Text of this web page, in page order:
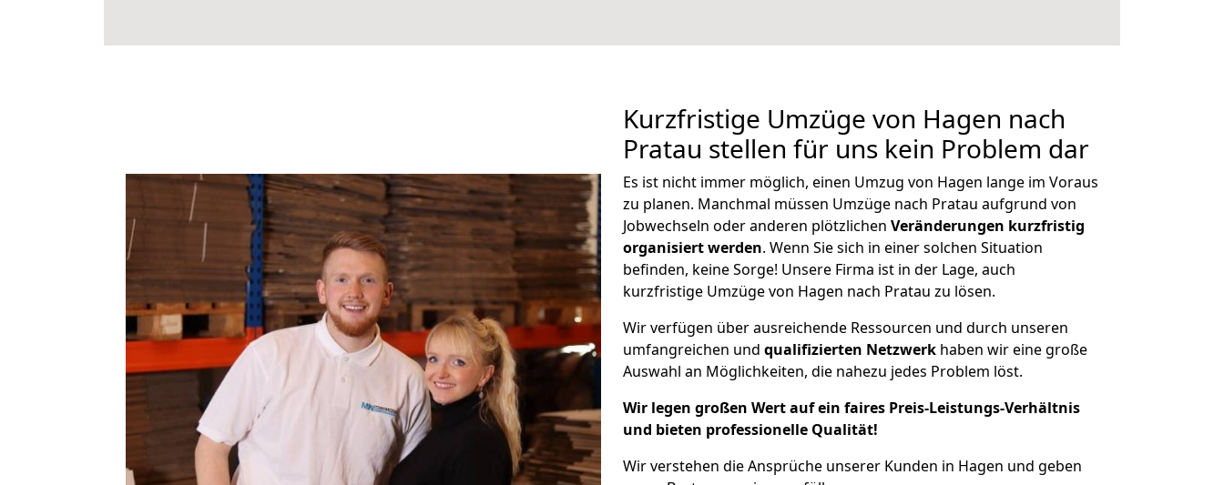
Kurzfristige Umzüge von Hagen nach
Pratau stellen für uns kein Problem dar
Es ist nicht immer möglich, einen Umzug von Hagen lange im Voraus
zu planen. Manchmal müssen Umzüge nach Pratau aufgrund von
Jobwechseln oder anderen plötzlichen Veränderungen kurzfristig
organisiert werden. Wenn Sie sich in einer solchen Situation
befinden, keine Sorge! Unsere Firma ist in der Lage, auch
kurzfristige Umzüge von Hagen nach Pratau zu lösen.
Wir verfügen über ausreichende Ressourcen und durch unseren
umfangreichen und qualifizierten Netzwerk haben wir eine große
Auswahl an Möglichkeiten, die nahezu jedes Problem löst.
Wir legen großen Wert auf ein faires Preis-Leistungs-Verhältnis
und bieten professionelle Qualität!
Wir verstehen die Ansprüche unserer Kunden in Hagen und geben